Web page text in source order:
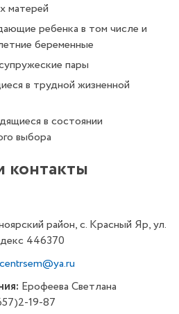
матерей
ребенка в том числе и
беременные
пары
в трудной жизненной
в состоянии
выбора
контакты
район, с. Красный Яр, ул.
446370
Ерофеева Светлана
19-87